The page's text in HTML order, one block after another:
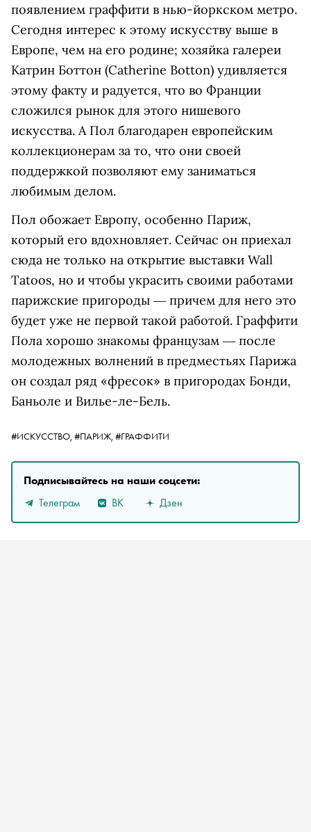
появлением граффити в нью-йоркском метро.
Cегодня интерес к этому искусству выше в
Европе, чем на его родине; хозяйка галереи
Катрин Боттон (Catherine Botton) удивляется
этому факту и радуется, что во Франции
сложился рынок для этого нишевого
искусства. А Пол благодарен европейским
коллекционерам за то, что они своей
поддержкой позволяют ему заниматься
любимым делом.
Пол обожает Европу, особенно Париж,
который его вдохновляет. Сейчас он приехал
сюда не только на открытие выставки Wall
Tatoos, но и чтобы украсить своими работами
парижские пригороды ― причем для него это
будет уже не первой такой работой. Граффити
Пола хорошо знакомы французам ― после
молодежных волнений в предместьях Парижа
он создал ряд «фресок» в пригородах Бонди,
Баньоле и Вилье-ле-Бель.
#ИСКУССТВО, #ПАРИЖ, #ГРАФФИТИ
Подписывайтесь на наши соцсети:
Телеграм
ВК Дзен